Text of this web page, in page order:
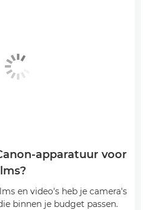
apparatuur voor
en video's heb je camera's
binnen je budget passen.